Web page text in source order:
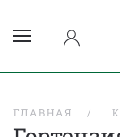
ГЛАВНАЯ